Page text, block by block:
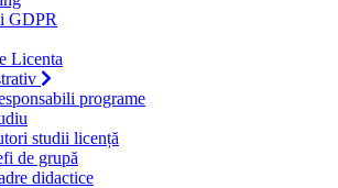
GDPR
Licenta
programe
studii licență
de grupă
didactice